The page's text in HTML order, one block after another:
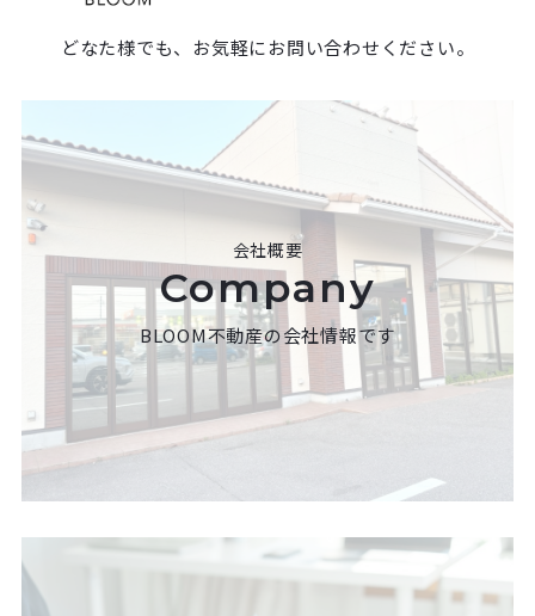
どなた様でも、お気軽にお問い合わせください。
会社概要
Company
BLOOM不動産の会社情報です